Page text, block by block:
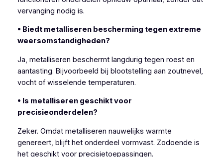
vervanging nodig is.
• Biedt metalliseren bescherming tegen extreme
weersomstandigheden?
Ja, metalliseren beschermt langdurig tegen roest en
aantasting. Bijvoorbeeld bij blootstelling aan zoutnevel,
vocht of wisselende temperaturen.
• Is metalliseren geschikt voor
precisieonderdelen?
Zeker. Omdat metalliseren nauwelijks warmte
genereert, blijft het onderdeel vormvast. Zodoende is
het geschikt voor precisietoepassingen.